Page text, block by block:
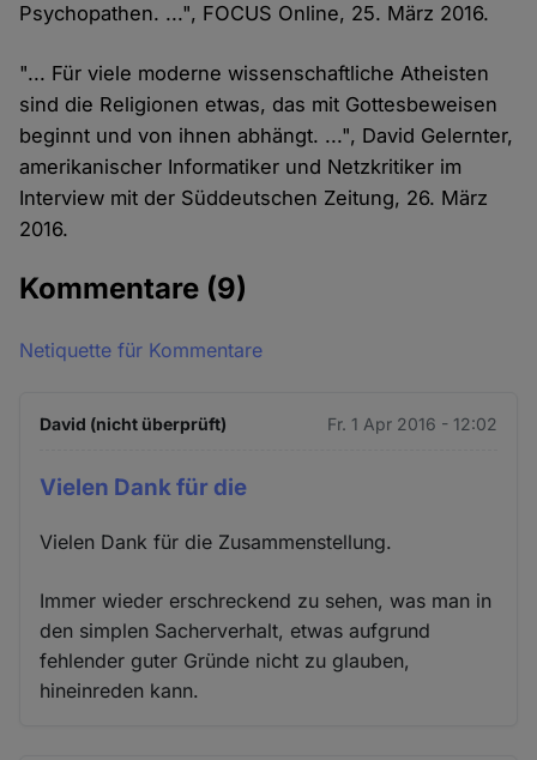
Psychopathen. ...", FOCUS Online, 25. März 2016.
"... Für viele moderne wissenschaftliche Atheisten
sind die Religionen etwas, das mit Gottesbeweisen
beginnt und von ihnen abhängt. ...", David Gelernter,
amerikanischer Informatiker und Netzkritiker im
Interview mit der Süddeutschen Zeitung, 26. März
2016.
Kommentare (9)
Netiquette für Kommentare
David (nicht überprüft) Fr. 1 Apr 2016 - 12:02
Vielen Dank für die
Vielen Dank für die Zusammenstellung.
Immer wieder erschreckend zu sehen, was man in
den simplen Sacherverhalt, etwas aufgrund
fehlender guter Gründe nicht zu glauben,
hineinreden kann.